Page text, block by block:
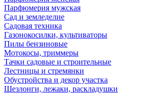
Парфюмерия мужская
Сад и земледелие
Садовая техника
Газонокосилки, культиваторы
Пилы бензиновые
Мотокосы, триммеры
Тачки садовые и строительные
Лестницы и стремянки
Обустройства и декор участка
Шезлонги, лежаки, раскладушки